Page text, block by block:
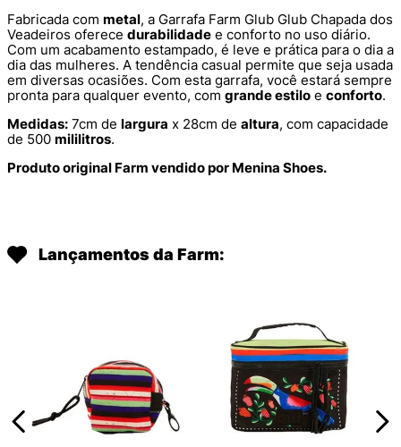
Fabricada com metal, a Garrafa Farm Glub Glub Chapada dos
Veadeiros oferece durabilidade e conforto no uso diário.
Com um acabamento estampado, é leve e prática para o dia a
dia das mulheres. A tendência casual permite que seja usada
em diversas ocasiões. Com esta garrafa, você estará sempre
pronta para qualquer evento, com grande estilo e conforto.
Medidas: 7cm de largura x 28cm de altura, com capacidade
de 500 mililitros.
Produto original Farm vendido por Menina Shoes.
Lançamentos da Farm: